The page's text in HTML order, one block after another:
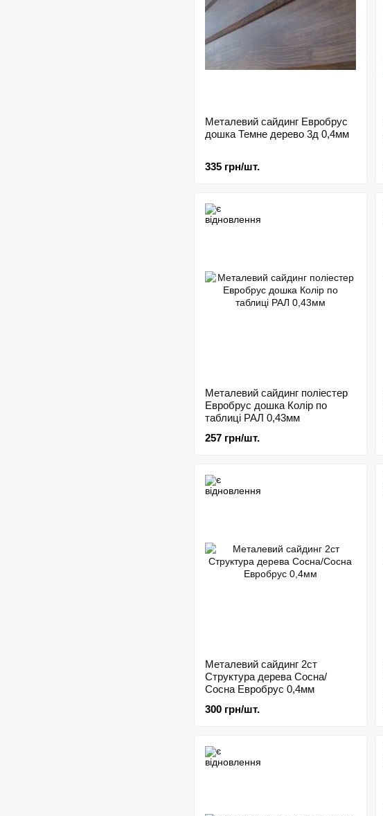
Металевий сайдинг Евробрус
дошка Темне дерево 3д 0,4мм
335 грн/шт.
Металевий сайдинг поліестер
Евробрус дошка Колір по
таблиці РАЛ 0,43мм
257 грн/шт.
Металевий сайдинг 2ст
Структура дерева Сосна/
Сосна Евробрус 0,4мм
300 грн/шт.